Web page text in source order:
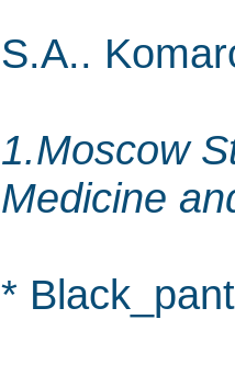
S.A..
1.Moscow
Medicine
*